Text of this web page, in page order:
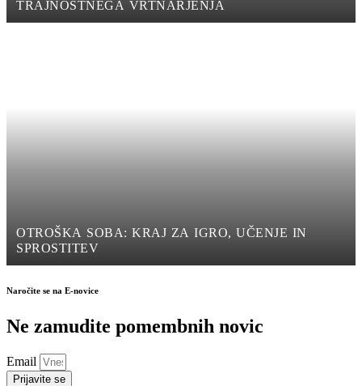
TRAJNOSTNEGA VRTNARJENJA
OTROŠKA SOBA: KRAJ ZA IGRO, UČENJE IN
SPROSTITEV
Naročite se na E-novice
Ne zamudite pomembnih novic
Email
Prijavite se